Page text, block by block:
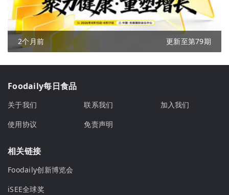
2个月前 更新至第79期
Foodaily每日食品
关于我们 联系我们
加入我们
使用协议
免责声明
相关链接
Foodaily创新博览会
iSEE全球奖